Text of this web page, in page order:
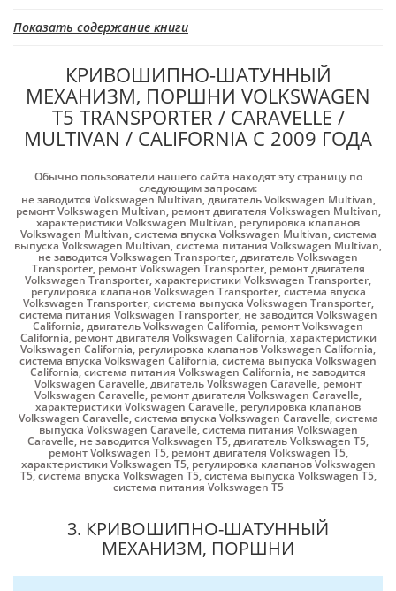
Показать содержание книги
КРИВОШИПНО-ШАТУННЫЙ
МЕХАНИЗМ, ПОРШНИ VOLKSWAGEN
T5 TRANSPORTER / CARAVELLE /
MULTIVAN / CALIFORNIA С 2009 ГОДА
Обычно пользователи нашего сайта находят эту страницу по
следующим запросам:
не заводится Volkswagen Multivan,двигатель Volkswagen Multivan,
ремонт Volkswagen Multivan, ремонт двигателя Volkswagen Multivan,
характеристики Volkswagen Multivan, регулировка клапанов
Volkswagen Multivan,система впуска Volkswagen Multivan,система
выпуска Volkswagen Multivan,система питания Volkswagen Multivan,
не заводится Volkswagen Transporter,двигатель Volkswagen
Transporter, ремонт Volkswagen Transporter, ремонт двигателя
Volkswagen Transporter,характеристики Volkswagen Transporter,
регулировка клапанов Volkswagen Transporter,система впуска
Volkswagen Transporter,система выпуска Volkswagen Transporter,
система питания Volkswagen Transporter, не заводится Volkswagen
California,двигатель Volkswagen California, ремонт Volkswagen
California, ремонт двигателя Volkswagen California,характеристики
Volkswagen California, регулировка клапанов Volkswagen California,
система впуска Volkswagen California,система выпуска Volkswagen
California,система питания Volkswagen California, не заводится
Volkswagen Caravelle,двигатель Volkswagen Caravelle, ремонт
Volkswagen Caravelle, ремонт двигателя Volkswagen Caravelle,
характеристики Volkswagen Caravelle, регулировка клапанов
Volkswagen Caravelle,система впуска Volkswagen Caravelle,система
выпуска Volkswagen Caravelle,система питания Volkswagen
Caravelle, не заводится Volkswagen Т5,двигатель Volkswagen Т5,
ремонт Volkswagen Т5, ремонт двигателя Volkswagen Т5,
характеристики Volkswagen Т5, регулировка клапанов Volkswagen
Т5,система впуска Volkswagen Т5,система выпуска Volkswagen Т5,
система питания Volkswagen Т5
3. КРИВОШИПНО-ШАТУННЫЙ
МЕХАНИЗМ, ПОРШНИ